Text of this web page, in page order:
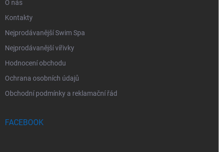
O nás
Kontakty
Nejprodávanější Swim Spa
Nejprodávanější vířivky
Hodnocení obchodu
Ochrana osobních údajů
Obchodní podmínky a reklamační řád
FACEBOOK